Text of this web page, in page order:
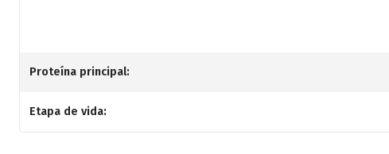
Proteína principal:
Etapa de vida: